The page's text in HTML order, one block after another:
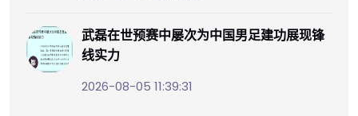
武磊在世预赛中屡次为中国男足建功展现锋
线实力
2026-08-05 11:39:31